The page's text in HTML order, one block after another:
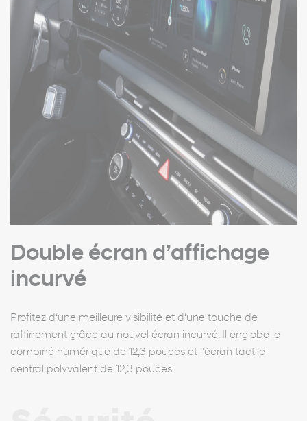
Double écran d’affichage
incurvé
Profitez d‘une meilleure visibilité et d‘une touche de
raffinement grâce au nouvel écran incurvé. Il englobe le
combiné numérique de 12,3 pouces et l‘écran tactile
central polyvalent de 12,3 pouces.